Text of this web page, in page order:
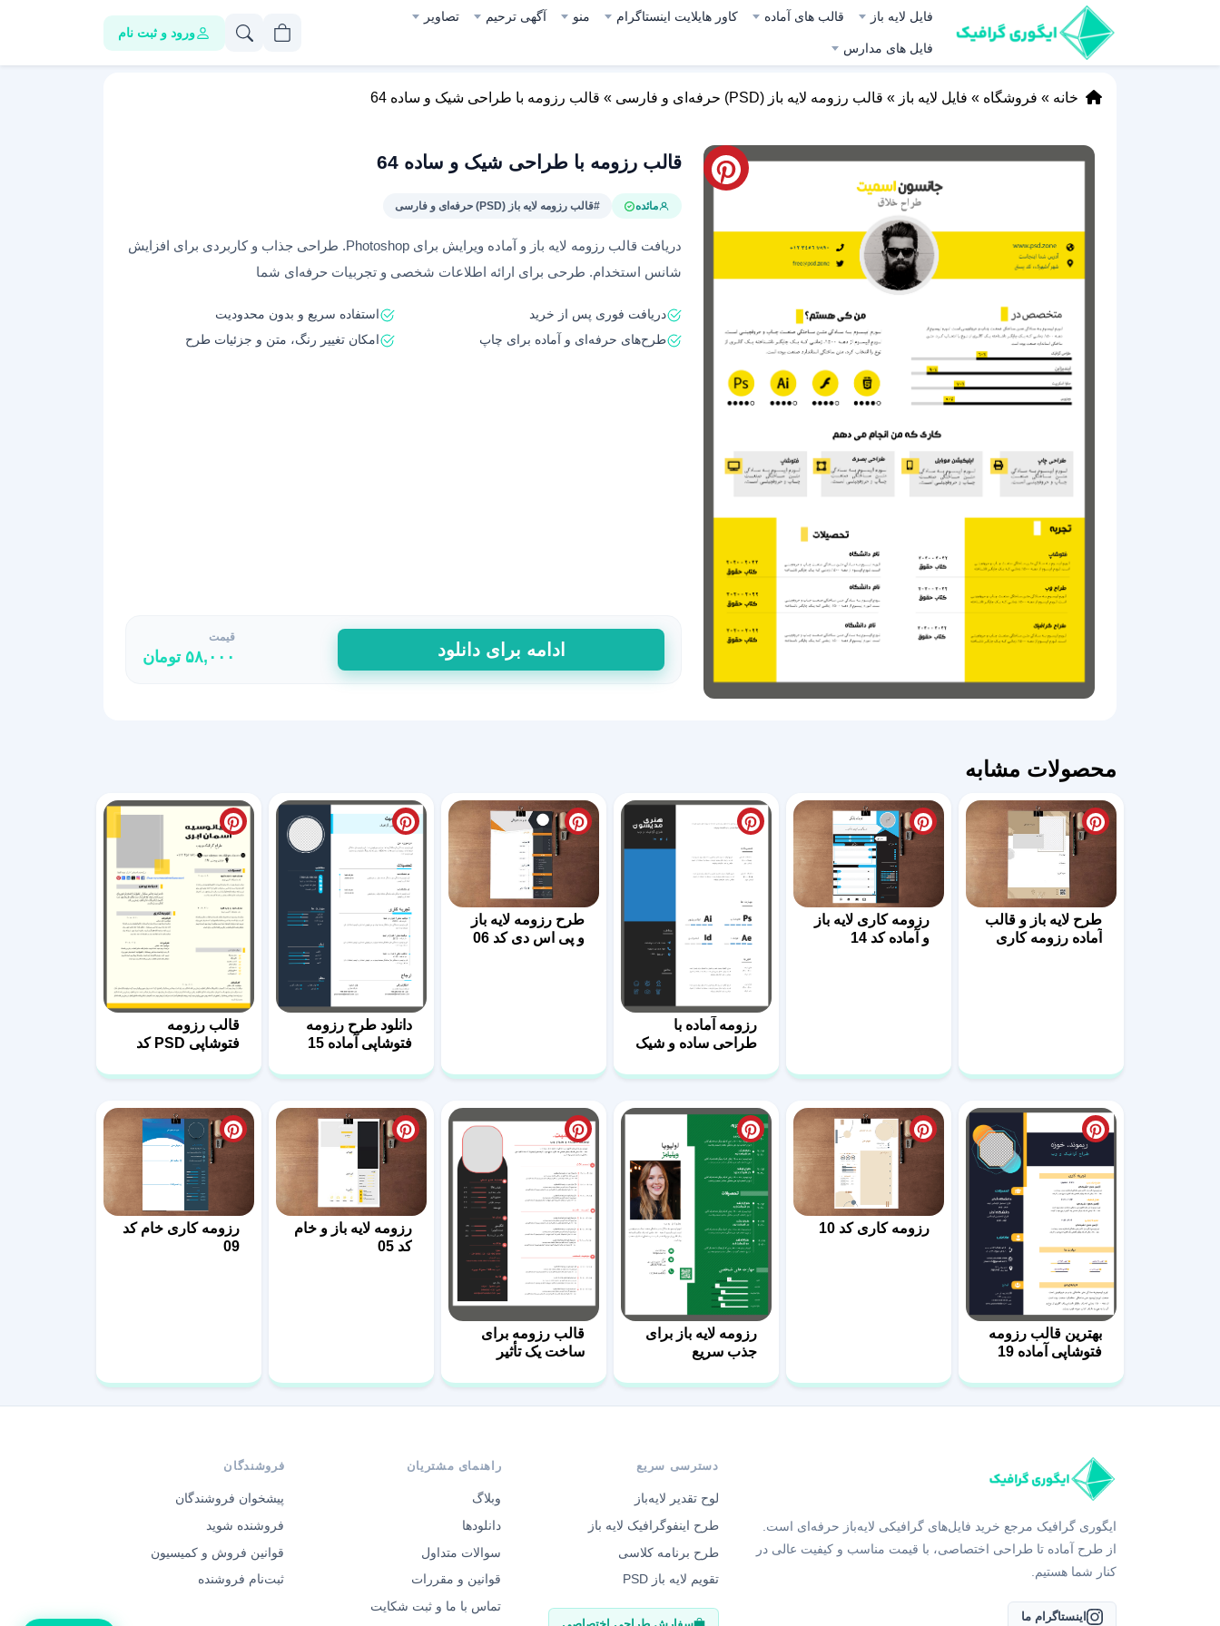
فایل لایه باز قالب های آماده کاور هایلایت اینستاگرام منو آگهی ترحیم تصاویر
فایل های مدارس
ورود و ثبت نام
خانه » فروشگاه » فایل لایه باز » قالب رزومه لایه باز (PSD) حرفه‌ای و فارسی » قالب رزومه با طراحی شیک و ساده 64
قالب رزومه با طراحی شیک و ساده 64
مائده #قالب رزومه لایه باز (PSD) حرفه‌ای و فارسی
دریافت قالب رزومه لایه باز و آماده ویرایش برای Photoshop. طراحی جذاب و کاربردی برای افزایش
شانس استخدام. طرحی برای ارائه اطلاعات شخصی و تجربیات حرفه‌ای شما
دریافت فوری پس از خرید
استفاده سریع و بدون محدودیت
طرح‌های حرفه‌ای و آماده برای چاپ
امکان تغییر رنگ، متن و جزئیات طرح
قالب
رزومه
با
ادامه برای دانلود
قیمت
۵۸,۰۰۰ تومان
محصولات مشابه
طرح لایه باز و قالب
آماده رزومه کاری
رزومه کاری لایه باز
و آماده کد 14
رزومه آماده با
طراحی ساده و شیک
طرح رزومه لایه باز
و پی اس دی کد 06
دانلود طرح رزومه
فتوشاپی آماده 15
قالب رزومه
فتوشاپی PSD کد
بهترین قالب رزومه
فتوشاپی آماده 19
رزومه کاری کد 10
رزومه لایه باز برای
جذب سریع
قالب رزومه برای
ساخت یک تأثیر
رزومه لایه باز و خام
کد 05
رزومه کاری خام کد
09
ایگوری گرافیک مرجع خرید فایل‌های گرافیکی لایه‌باز حرفه‌ای است.
از طرح آماده تا طراحی اختصاصی، با قیمت مناسب و کیفیت عالی در
کنار شما هستیم.
اینستاگرام ما
دسترسی سریع
لوح تقدیر لایه‌باز
طرح اینفوگرافیک لایه باز
طرح برنامه کلاسی
تقویم لایه باز PSD
راهنمای مشتریان
وبلاگ
دانلودها
سوالات متداول
قوانین و مقررات
تماس با ما و ثبت شکایت
فروشندگان
پیشخوان فروشندگان
فروشنده شوید
قوانین فروش و کمیسیون
ثبت‌نام فروشنده